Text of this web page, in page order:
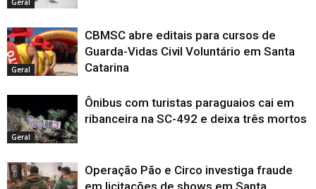
Geral
CBMSC abre editais para cursos de
Guarda-Vidas Civil Voluntário em Santa
Catarina
Geral
Ônibus com turistas paraguaios cai em
ribanceira na SC-492 e deixa três mortos
Operação Pão e Circo investiga fraude
em licitações de shows em Santa